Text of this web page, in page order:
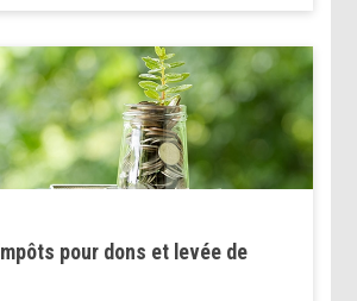
pour dons et levée de